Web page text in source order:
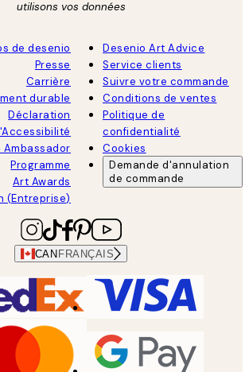
utilisons vos données
de desenio
Presse
Carrière
durable
Déclaration
Ambassador
Programme
Art Awards
(Entreprise)
Desenio Art Advice
Service clients
Suivre votre commande
Conditions de ventes
Politique de
confidentialité
Cookies
Demande d'annulation
de commande
CAN FRANÇAIS